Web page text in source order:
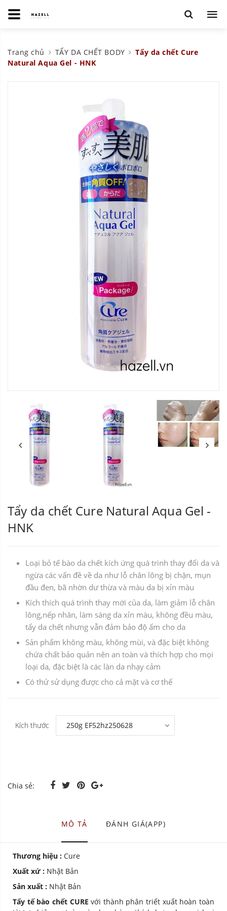
Trang chủ TẨY DA CHẾT BODY
Tẩy da chết Cure
Natural Aqua Gel - HNK
Tẩy da chết Cure Natural Aqua Gel -
HNK
Loại bỏ tế bào da chết kích ứng quá trình thay đổi da và
ngừa các vấn đề về da như lỗ chân lông bị chặn, mụn
đầu đen, bã nhờn dư thừa và màu da bị xỉn màu
Kích thích quá trình thay mới của da, làm giảm lỗ chân
lông,nếp nhăn, làm sáng da xỉn màu, không đều màu,
tẩy da chết nhưng vẫn đảm bảo độ ẩm cho da
Sản phẩm không màu, không mùi, và đặc biệt không
chứa chất bảo quản nên an toàn và thích hợp cho mọi
loại da, đặc biệt là các làn da nhạy cảm
Có thử sử dụng được cho cả mặt và cơ thể
Kích thước
Chia sẻ:
MÔ TẢ ĐÁNH GIÁ(APP)
Thương hiệu : Cure
Xuất xứ : Nhật Bản
Sản xuất : Nhật Bản
Tẩy tế bào chết CUREvới thành phân triết xuất hoàn toàn